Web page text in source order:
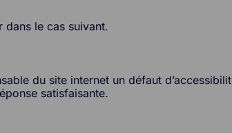
dans le cas suivant.
du site internet un défaut
satisfaisante.